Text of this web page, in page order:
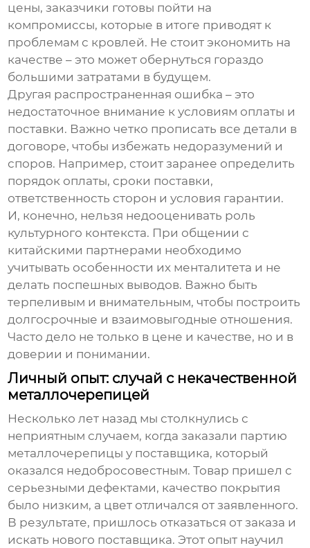
цены, заказчики готовы пойти на
компромиссы, которые в итоге приводят к
проблемам с кровлей. Не стоит экономить на
качестве – это может обернуться гораздо
большими затратами в будущем.
Другая распространенная ошибка – это
недостаточное внимание к условиям оплаты и
поставки. Важно четко прописать все детали в
договоре, чтобы избежать недоразумений и
споров. Например, стоит заранее определить
порядок оплаты, сроки поставки,
ответственность сторон и условия гарантии.
И, конечно, нельзя недооценивать роль
культурного контекста. При общении с
китайскими партнерами необходимо
учитывать особенности их менталитета и не
делать поспешных выводов. Важно быть
терпеливым и внимательным, чтобы построить
долгосрочные и взаимовыгодные отношения.
Часто дело не только в цене и качестве, но и в
доверии и понимании.
Личный опыт: случай с некачественной
металлочерепицей
Несколько лет назад мы столкнулись с
неприятным случаем, когда заказали партию
металлочерепицы у поставщика, который
оказался недобросовестным. Товар пришел с
серьезными дефектами, качество покрытия
было низким, а цвет отличался от заявленного.
В результате, пришлось отказаться от заказа и
искать нового поставщика. Этот опыт научил